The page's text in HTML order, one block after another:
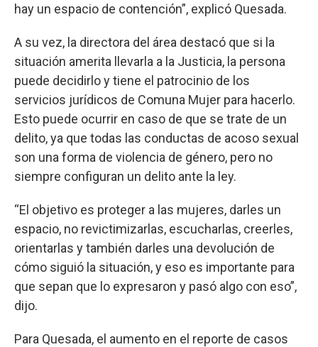
hay un espacio de contención”, explicó Quesada.
A su vez, la directora del área destacó que si la
situación amerita llevarla a la Justicia, la persona
puede decidirlo y tiene el patrocinio de los
servicios jurídicos de Comuna Mujer para hacerlo.
Esto puede ocurrir en caso de que se trate de un
delito, ya que todas las conductas de acoso sexual
son una forma de violencia de género, pero no
siempre configuran un delito ante la ley.
“El objetivo es proteger a las mujeres, darles un
espacio, no revictimizarlas, escucharlas, creerles,
orientarlas y también darles una devolución de
cómo siguió la situación, y eso es importante para
que sepan que lo expresaron y pasó algo con eso”,
dijo.
Para Quesada, el aumento en el reporte de casos